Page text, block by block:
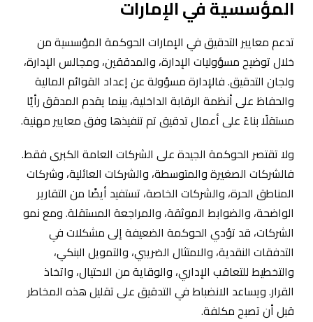
المؤسسية في الإمارات
تدعم معايير التدقيق في الإمارات الحوكمة المؤسسية من
خلال توضيح مسؤوليات الإدارة، والمدققين، ومجالس الإدارة،
ولجان التدقيق. فالإدارة مسؤولة عن إعداد القوائم المالية
والحفاظ على أنظمة الرقابة الداخلية، بينما يقدم المدقق رأيًا
مستقلًا بناءً على أعمال تدقيق تم تنفيذها وفق معايير مهنية.
ولا تقتصر الحوكمة الجيدة على الشركات العامة الكبرى فقط.
فالشركات الصغيرة والمتوسطة، والشركات العائلية، وشركات
المناطق الحرة، والشركات الخاصة، تستفيد أيضًا من التقارير
الواضحة، والضوابط الموثقة، والمراجعة المستقلة. ومع نمو
الشركات، قد تؤدي الحوكمة الضعيفة إلى مشكلات في
التدفقات النقدية، والامتثال الضريبي، والتمويل البنكي،
والتخطيط للتعاقب الإداري، والوقاية من الاحتيال، واتخاذ
القرار. ويساعد الانضباط في التدقيق على تقليل هذه المخاطر
قبل أن تصبح مكلفة.